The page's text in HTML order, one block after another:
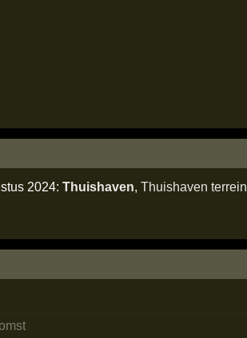
2024: Thuishaven, Thuishaven terrein